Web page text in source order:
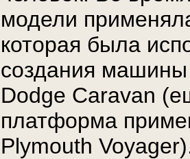
модели
которая была
создания
Dodge Caravan
платформа
Plymouth